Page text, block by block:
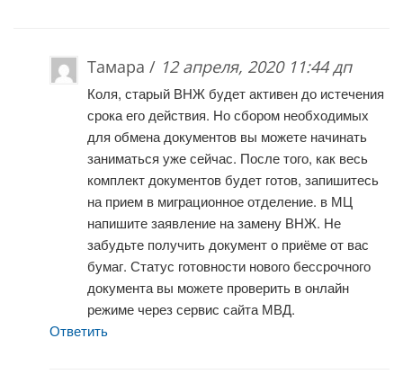
Тамара / 12 апреля, 2020 11:44 дп
Коля, старый ВНЖ будет активен до истечения
срока его действия. Но сбором необходимых
для обмена документов вы можете начинать
заниматься уже сейчас. После того, как весь
комплект документов будет готов, запишитесь
на прием в миграционное отделение. в МЦ
напишите заявление на замену ВНЖ. Не
забудьте получить документ о приёме от вас
бумаг. Статус готовности нового бессрочного
документа вы можете проверить в онлайн
режиме через сервис сайта МВД.
Ответить